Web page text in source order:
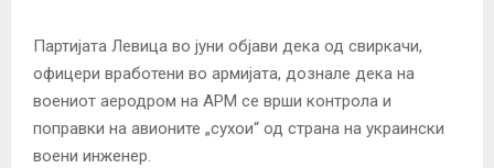
Партијата Левица во јуни објави дека од свиркачи,
офицери вработени во армијата, дознале дека на
воениот аеродром на АРМ се врши контрола и
поправки на авионите „сухои“ од страна на украински
воени инженер.